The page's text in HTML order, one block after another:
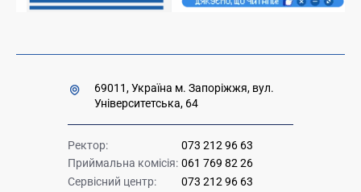
69011, Україна м. Запоріжжя, вул.
Університетська, 64
Ректор:
073 212 96 63
Приймальна комісія: 061 769 82 26
Сервісний центр:
073 212 96 63